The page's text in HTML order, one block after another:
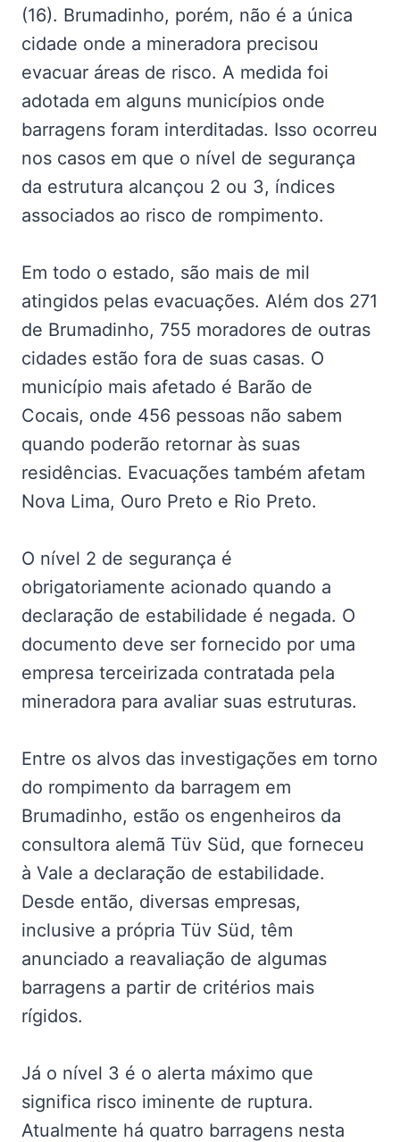
(16). Brumadinho, porém, não é a única
cidade onde a mineradora precisou
evacuar áreas de risco. A medida foi
adotada em alguns municípios onde
barragens foram interditadas. Isso ocorreu
nos casos em que o nível de segurança
da estrutura alcançou 2 ou 3, índices
associados ao risco de rompimento.
Em todo o estado, são mais de mil
atingidos pelas evacuações. Além dos 271
de Brumadinho, 755 moradores de outras
cidades estão fora de suas casas. O
município mais afetado é Barão de
Cocais, onde 456 pessoas não sabem
quando poderão retornar às suas
residências. Evacuações também afetam
Nova Lima, Ouro Preto e Rio Preto.
O nível 2 de segurança é
obrigatoriamente acionado quando a
declaração de estabilidade é negada. O
documento deve ser fornecido por uma
empresa terceirizada contratada pela
mineradora para avaliar suas estruturas.
Entre os alvos das investigações em torno
do rompimento da barragem em
Brumadinho, estão os engenheiros da
consultora alemã Tüv Süd, que forneceu
à Vale a declaração de estabilidade.
Desde então, diversas empresas,
inclusive a própria Tüv Süd, têm
anunciado a reavaliação de algumas
barragens a partir de critérios mais
rígidos.
Já o nível 3 é o alerta máximo que
significa risco iminente de ruptura.
Atualmente há quatro barragens nesta